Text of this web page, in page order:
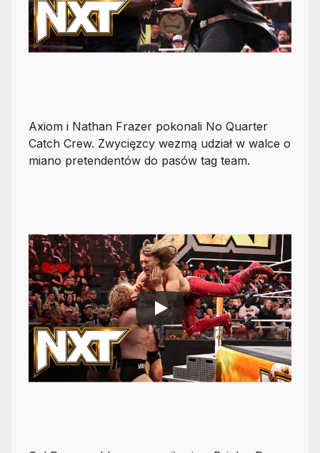
Axiom i Nathan Frazer pokonali No Quarter
Catch Crew. Zwycięzcy wezmą udział w walce o
miano pretendentów do pasów tag team.